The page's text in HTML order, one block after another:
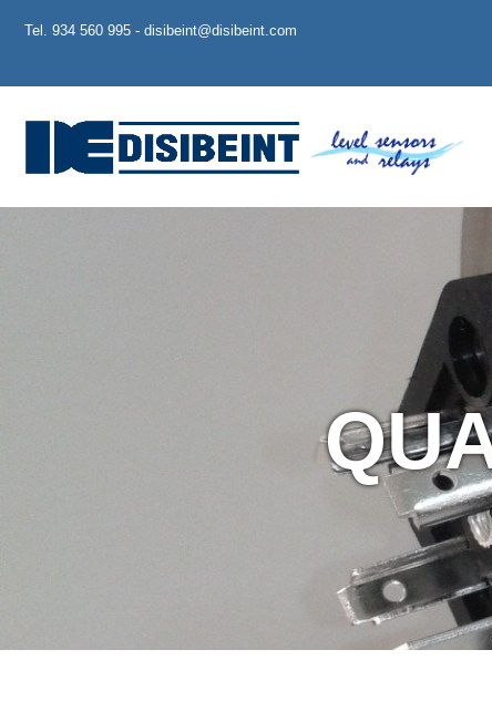
Tel. 934 560 995 - disibeint@disibeint.com